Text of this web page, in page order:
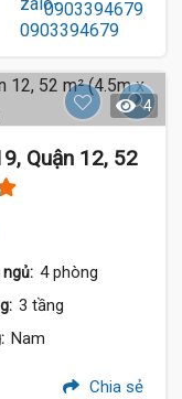
0903394679
4
Quận 12, 52
ngủ: 4 phòng
3 tầng
Nam
Chia sẻ